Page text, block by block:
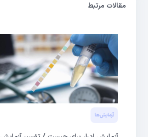
مقالات مرتبط
آزمایش‌‌ها